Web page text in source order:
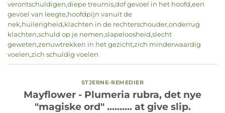
verontschuldigen,diepe treurnis,dof gevoel in het hoofd,een
gevoel van leegte,hoofdpijn vanuit de
nek,huilerigheid,klachten in de rechterschouder,onderrug
klachten,schuld op je nemen,slapeloosheid,slecht
geweten,zenuwtrekken in het gezicht,zich minderwaardig
voelen,zich schuldig voelen
STJERNE-REMEDIER
Mayflower - Plumeria rubra, det nye
"magiske ord" .......... at give slip.